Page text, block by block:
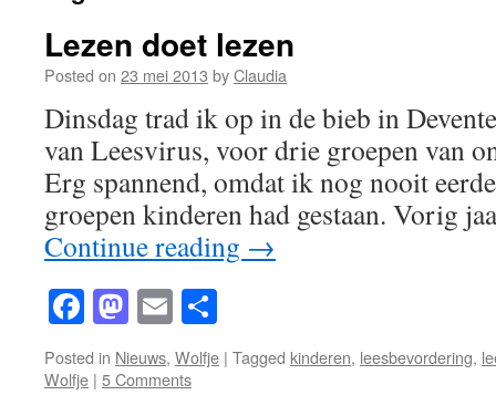
Lezen doet lezen
Posted on 23 mei 2013 byClaudia
Dinsdag trad ik op in de bieb in
van Leesvirus, voor drie groepen van
Erg spannend, omdat ik nog nooit
groepen kinderen had gestaan. Vorig
Continue reading →
Facebook
Mastodon
Email
Posted in Nieuws, Wolfje | Tagged kinderen, leesbevordering,
Wolfje | 5 Comments